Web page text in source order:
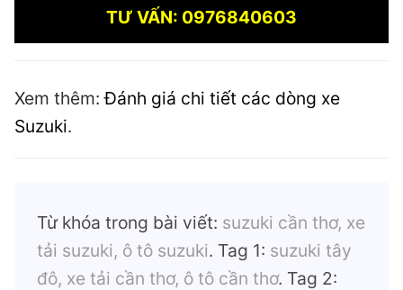
TƯ VẤN: 0976840603
Xem thêm:Đánh giá chi tiết các dòng xe
Suzuki.
Từ khóa trong bài viết: suzuki cần thơ, xe
tải suzuki, ô tô suzuki. Tag 1: suzuki tây
đô, xe tải cần thơ, ô tô cần thơ. Tag 2: